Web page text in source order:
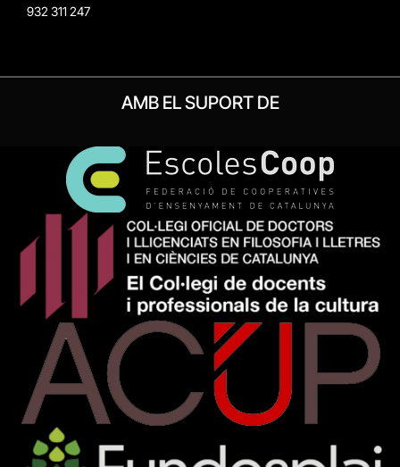
932 311 247
AMB EL SUPORT DE